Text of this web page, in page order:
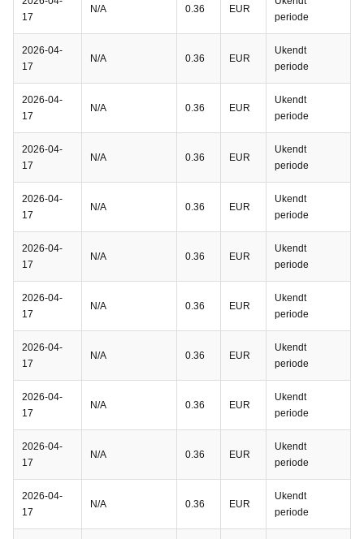
17
N/A 0.36 EUR
periode
2026-04-
17
N/A 0.36 EUR
Ukendt
periode
2026-04-
17
N/A 0.36 EUR
Ukendt
periode
2026-04-
17
N/A 0.36 EUR
Ukendt
periode
2026-04-
17
N/A 0.36 EUR
Ukendt
periode
2026-04-
17
N/A 0.36 EUR
Ukendt
periode
2026-04-
17
N/A 0.36 EUR
Ukendt
periode
2026-04-
17
N/A 0.36 EUR
Ukendt
periode
2026-04-
17
N/A 0.36 EUR
Ukendt
periode
2026-04-
17
N/A 0.36 EUR
Ukendt
periode
2026-04-
17
N/A 0.36 EUR
Ukendt
periode